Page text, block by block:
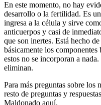
En este momento, no hay
desarrollo o la fertilidad. Es
ingresa a la célula y sirve
anticuerpos y casi de
que son inertes. Está hecho
básicamente los componentes
estos no se incorporan a
eliminan.
Para más preguntas sobre
resto de preguntas y
Maldonado aquí.